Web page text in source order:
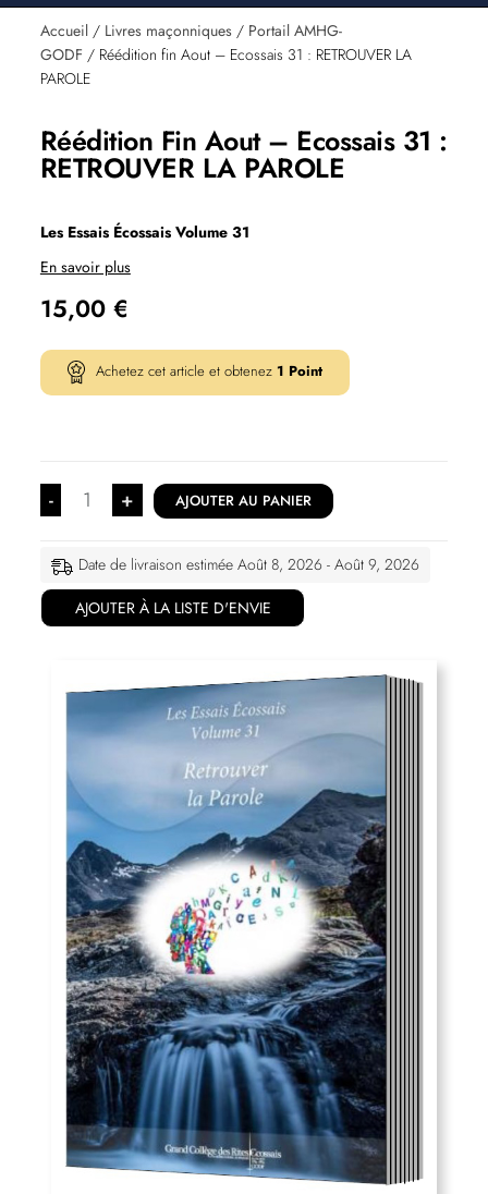
Accueil/ Livres maçonniques/ Portail AMHG-
GODF / Réédition fin Aout – Ecossais 31 : RETROUVER LA
PAROLE
Réédition Fin Aout – Ecossais 31 :
RETROUVER LA PAROLE
Les Essais Écossais Volume 31
En savoir plus
15,00 €
Achetez cet article et obtenez 1 Point
- + AJOUTER AU PANIER
Date de livraison estimée Août 8, 2026 - Août 9, 2026
AJOUTER À LA LISTE D'ENVIE